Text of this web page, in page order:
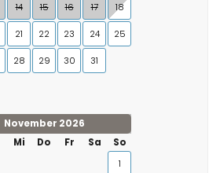
14 15 16 17 18
21 22 23 24 25
28 29 30 31
November 2026
Mi Do Fr Sa
So
1